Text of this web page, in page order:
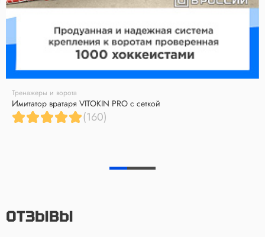
Тренажеры и ворота
Имитатор вратаря VITOKIN PRO с сеткой
(160)
ОТЗЫВЫ